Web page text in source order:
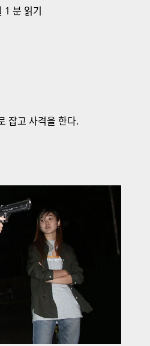
1 분 읽기
잡고 사격을 한다.